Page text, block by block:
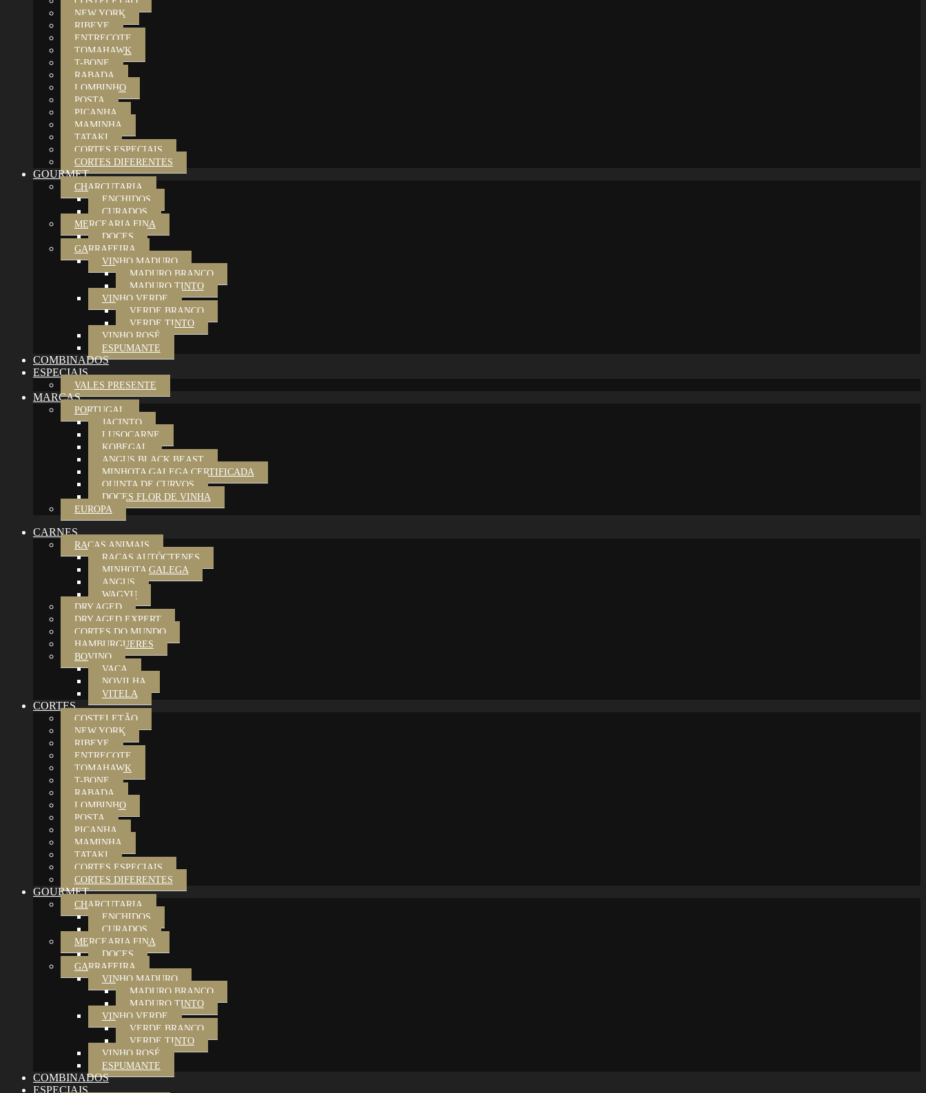
NEW YORK
RIBEYE
ENTRECOTE
TOMAHAWK
T-BONE
RABADA
LOMBINHO
POSTA
PICANHA
MAMINHA
TATAKI
CORTES ESPECIAIS
CORTES DIFERENTES
GOURMET
CHARCUTARIA
ENCHIDOS
CURADOS
MERCEARIA FINA
DOCES
GARRAFEIRA
VINHO MADURO
MADURO BRANCO
MADURO TINTO
VINHO VERDE
VERDE BRANCO
VERDE TINTO
VINHO ROSÉ
ESPUMANTE
COMBINADOS
ESPECIAIS
VALES PRESENTE
MARCAS
PORTUGAL
JACINTO
LUSOCARNE
KOBEGAL
ANGUS BLACK BEAST
MINHOTA GALEGA CERTIFICADA
QUINTA DE CURVOS
DOCES FLOR DE VINHA
EUROPA
CARNES
RAÇAS ANIMAIS
RAÇAS AUTÓCTENES
MINHOTA GALEGA
ANGUS
WAGYU
DRY AGED
DRY AGED EXPERT
CORTES DO MUNDO
HAMBURGUERES
BOVINO
VACA
NOVILHA
VITELA
CORTES
COSTELETÃO
NEW YORK
RIBEYE
ENTRECOTE
TOMAHAWK
T-BONE
RABADA
LOMBINHO
POSTA
PICANHA
MAMINHA
TATAKI
CORTES ESPECIAIS
CORTES DIFERENTES
GOURMET
CHARCUTARIA
ENCHIDOS
CURADOS
MERCEARIA FINA
DOCES
GARRAFEIRA
VINHO MADURO
MADURO BRANCO
MADURO TINTO
VINHO VERDE
VERDE BRANCO
VERDE TINTO
VINHO ROSÉ
ESPUMANTE
COMBINADOS
ESPECIAIS